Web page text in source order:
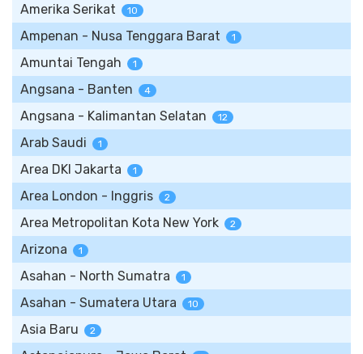
Amerika Serikat 10
Ampenan - Nusa Tenggara Barat 1
Amuntai Tengah 1
Angsana - Banten 4
Angsana - Kalimantan Selatan 12
Arab Saudi 1
Area DKI Jakarta 1
Area London - Inggris 2
Area Metropolitan Kota New York 2
Arizona 1
Asahan - North Sumatra 1
Asahan - Sumatera Utara 10
Asia Baru 2